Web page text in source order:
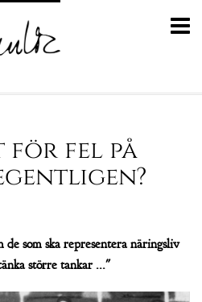
för fel på
som ska representera näringsliv
större tankar ..."